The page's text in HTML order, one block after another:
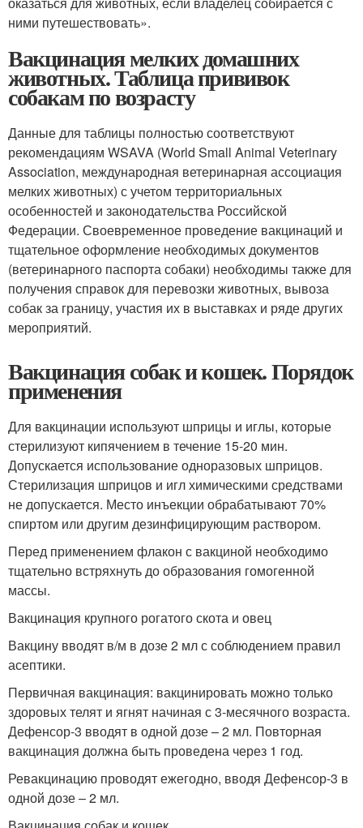
ними путешествовать».
Вакцинация мелких домашних
животных. Таблица прививок
собакам по возрасту
Данные для таблицы полностью соответствуют
рекомендациям WSAVA (World Small Animal Veterinary
Association, международная ветеринарная ассоциация
мелких животных) с учетом территориальных
особенностей и законодательства Российской
Федерации. Своевременное проведение вакцинаций и
тщательное оформление необходимых документов
(ветеринарного паспорта собаки) необходимы также для
получения справок для перевозки животных, вывоза
собак за границу, участия их в выставках и ряде других
мероприятий.
Вакцинация собак и кошек. Порядок
применения
Для вакцинации используют шприцы и иглы, которые
стерилизуют кипячением в течение 15-20 мин.
Допускается использование одноразовых шприцов.
Стерилизация шприцов и игл химическими средствами
не допускается. Место инъекции обрабатывают 70%
спиртом или другим дезинфицирующим раствором.
Перед применением флакон с вакциной необходимо
тщательно встряхнуть до образования гомогенной
массы.
Вакцинация крупного рогатого скота и овец
Вакцину вводят в/м в дозе 2 мл с соблюдением правил
асептики.
Первичная вакцинация: вакцинировать можно только
здоровых телят и ягнят начиная с 3-месячного возраста.
Дефенсор-3 вводят в одной дозе – 2 мл. Повторная
вакцинация должна быть проведена через 1 год.
Ревакцинацию проводят ежегодно, вводя Дефенсор-3 в
одной дозе – 2 мл.